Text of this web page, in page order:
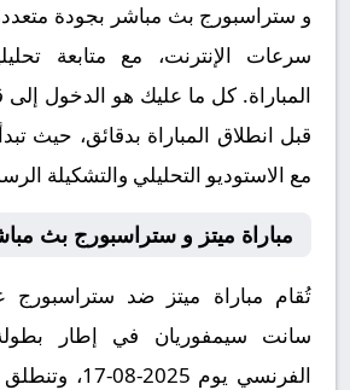
و ستراسبورج بث مباشر بجودة
سرعات الإنترنت، مع متابعة
المباراة. كل ما عليك هو الدخول
قبل انطلاق المباراة بدقائق، حيث
مع الاستوديو التحليلي والتشكيلة
مباراة ميتز و ستراسبورج بث
تُقام مباراة ميتز ضد
سانت سيمفوريان في إطار
الفرنسي يوم